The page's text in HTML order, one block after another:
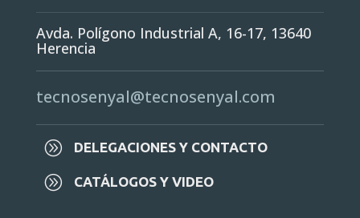
Avda. Polígono Industrial A, 16-17, 13640
Herencia
tecnosenyal@tecnosenyal.com
A DELEGACIONES Y CONTACTO
A CATÁLOGOS Y VIDEO